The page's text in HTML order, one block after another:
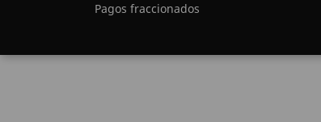
Pagos fraccionados